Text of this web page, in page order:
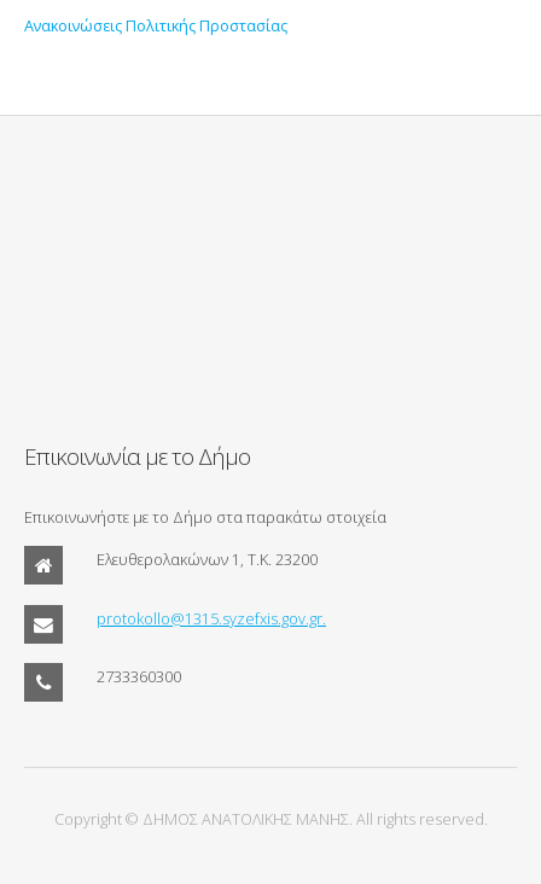
Ανακοινώσεις Πολιτικής Προστασίας
Επικοινωνία με το Δήμο
Επικοινωνήστε με το Δήμο στα παρακάτω στοιχεία
Ελευθερολακώνων 1, Τ.Κ. 23200
protokollo@1315.syzefxis.gov.gr.
2733360300
Copyright © ΔΗΜΟΣ ΑΝΑΤΟΛΙΚΗΣ ΜΑΝΗΣ. All rights reserved.